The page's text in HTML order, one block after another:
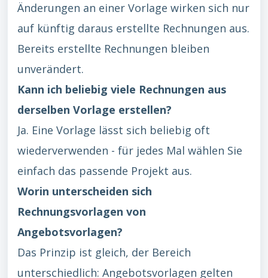
Änderungen an einer Vorlage wirken sich nur
auf künftig daraus erstellte Rechnungen aus.
Bereits erstellte Rechnungen bleiben
unverändert.
Kann ich beliebig viele Rechnungen aus
derselben Vorlage erstellen?
Ja. Eine Vorlage lässt sich beliebig oft
wiederverwenden - für jedes Mal wählen Sie
einfach das passende Projekt aus.
Worin unterscheiden sich
Rechnungsvorlagen von
Angebotsvorlagen?
Das Prinzip ist gleich, der Bereich
unterschiedlich: Angebotsvorlagen gelten